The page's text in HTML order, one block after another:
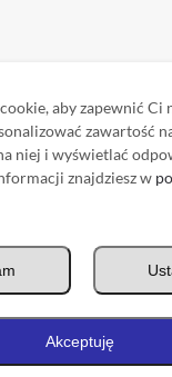
+48 62 737 57
dla Nowe Miasto i Wilda,
021461762, NIP:
Copyright ©
aby zapewnić Ci
zawartość
niej i wyświetlać
znajdziesz w
Akceptuję